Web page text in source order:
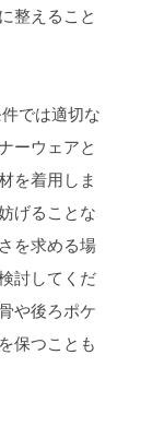
整えること
では適切な
ーウェアと
を着用しま
げることな
を求める場
討してくだ
や後ろポケ
保つことも